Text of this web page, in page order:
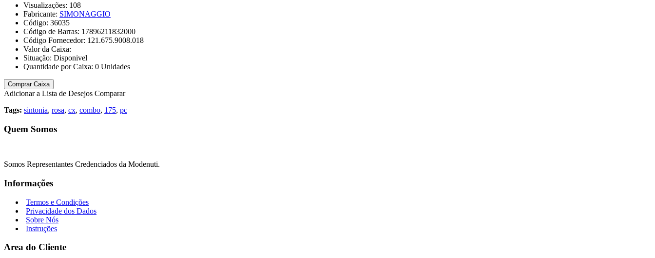
Visualizações: 108
Fabricante: SIMONAGGIO
Código: 36035
Código de Barras: 17896211832000
Código Fornecedor: 121.675.9008.018
Valor da Caixa:
Situação: Disponivel
Quantidade por Caixa: 0 Unidades
Comprar Caixa
Adicionar a Lista de Desejos Comparar
Tags: sintonia, rosa, cx, combo, 175, pc
Quem Somos
Somos Representantes Credenciados da Modenuti.
Informações
Termos e Condições
Privacidade dos Dados
Sobre Nós
Instruções
Area do Cliente